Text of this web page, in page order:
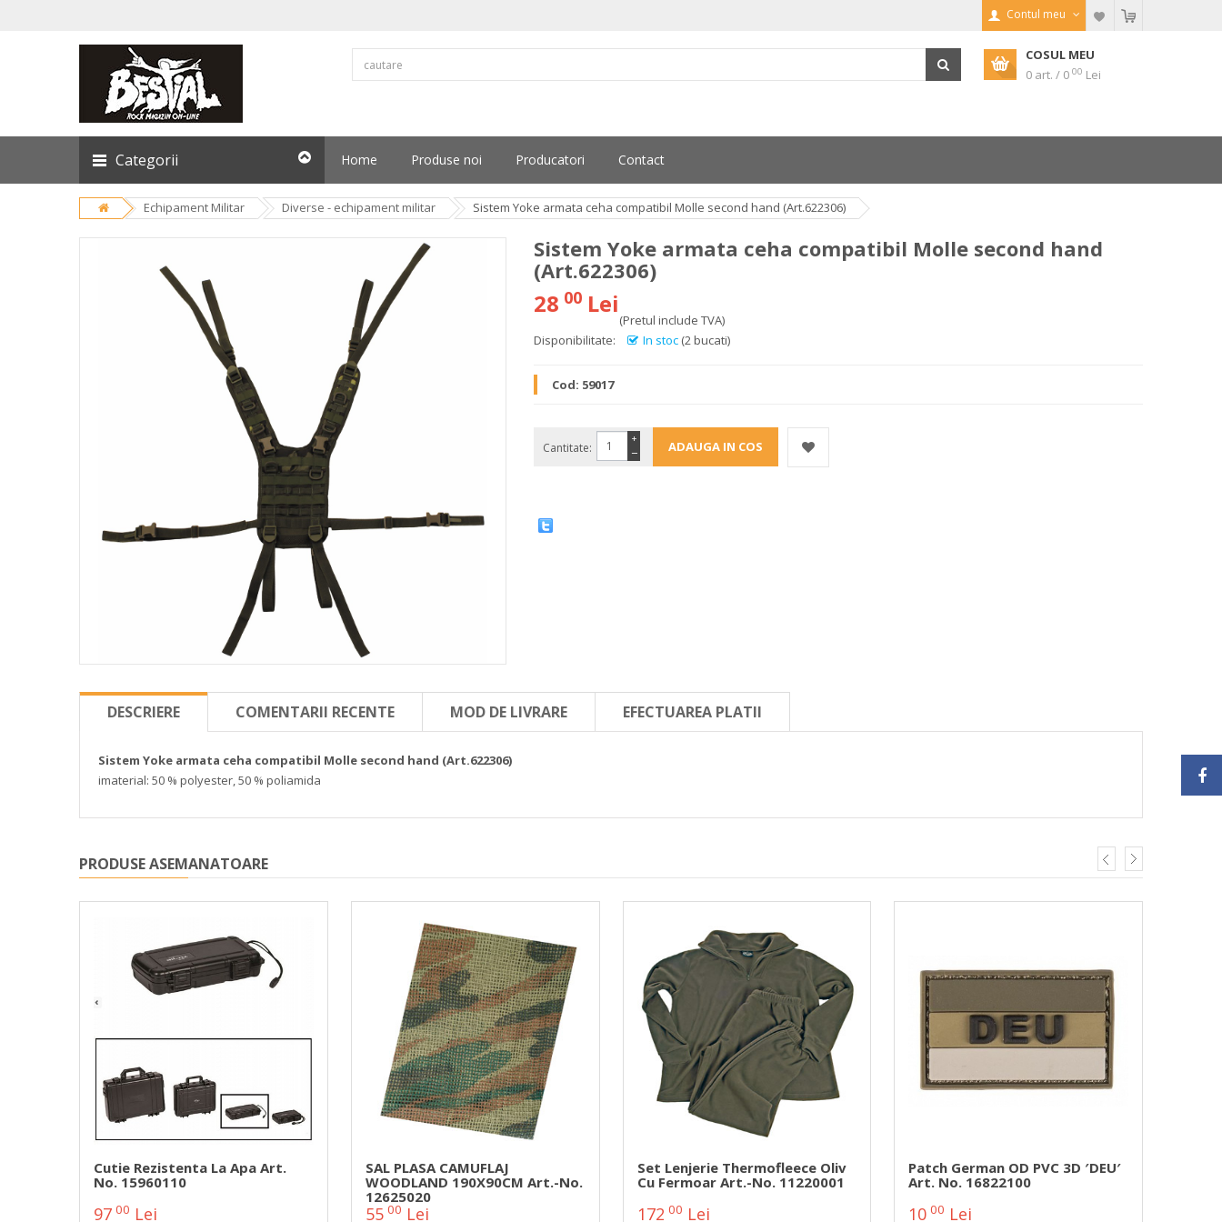
Contul meu
COSUL MEU
0 art. / 0 00 Lei
Categorii Home Produse noi Producatori Contact
Echipament Militar Diverse - echipament militar Sistem Yoke armata ceha compatibil Molle second hand (Art.622306)
Sistem Yoke armata ceha compatibil Molle second hand
(Art.622306)
28 00 Lei
(Pretul include TVA)
Disponibilitate:
In stoc (2 bucati)
Cod: 59017
Cantitate: −
+
DESCRIERE COMENTARII RECENTE MOD DE LIVRARE EFECTUAREA PLATII
Sistem Yoke armata ceha compatibil Molle second hand (Art.622306)
imaterial: 50 % polyester, 50 % poliamida
PRODUSE ASEMANATOARE
Cutie Rezistenta La Apa Art.
No. 15960110
97 00 Lei
SAL PLASA CAMUFLAJ
WOODLAND 190X90CM Art.-No.
12625020
55 00 Lei
Set Lenjerie Thermofleece Oliv
Cu Fermoar Art.-No. 11220001
172 00 Lei
Patch German OD PVC 3D ′DEU′
Art. No. 16822100
10 00 Lei